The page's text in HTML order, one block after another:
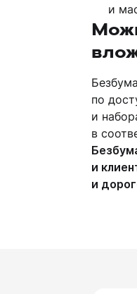
и
по
и
в
и
и